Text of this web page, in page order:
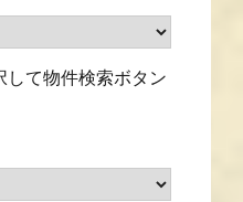
して物件検索ボタン